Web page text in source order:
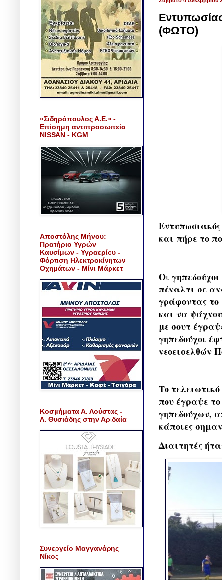
(ΦΩΤΟ)
και πήρε το
Οι
πέναλτι σε
γράφοντας το
και να
με σουτ
γηπεδούχοι
νεοεισελθών
Το
που έγραψε το
γηπεδούχων,
κάποιες
Διαιτητές
«Σιδηρόπουλος Α.Ε.» -
Επίσημη αντιπροσωπεία
NISSAN - KGM
Αποστόλης Μήνου:
Πρατήριο Υγρών
Καυσίμων - Υγραερίου -
Φόρτιση Ηλεκτροκίνητων
Οχημάτων - Μίνι Μάρκετ
Κοσμήματα Α. Λούστας -
Λ. Θυσιάδης στην Αριδαία
Συνεργείο Μαγγανάρης
Νίκος